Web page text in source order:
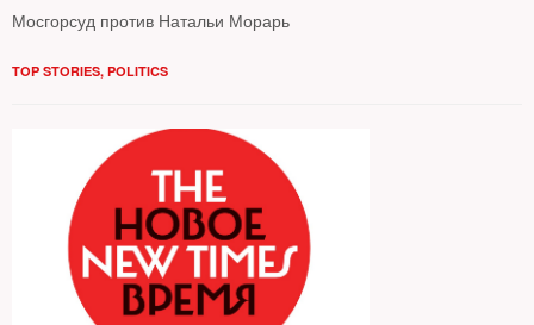
Мосгорсуд против Натальи Морарь
TOP STORIES, POLITICS